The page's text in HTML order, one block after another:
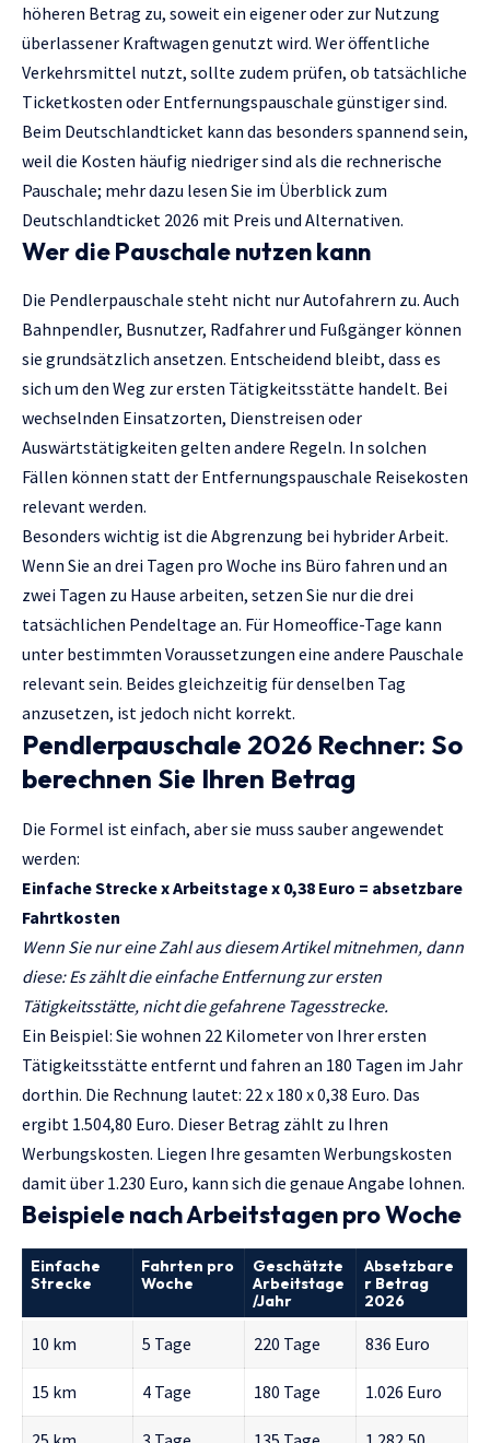
höheren Betrag zu, soweit ein eigener oder zur Nutzung
überlassener Kraftwagen genutzt wird. Wer öffentliche
Verkehrsmittel nutzt, sollte zudem prüfen, ob tatsächliche
Ticketkosten oder Entfernungspauschale günstiger sind.
Beim Deutschlandticket kann das besonders spannend sein,
weil die Kosten häufig niedriger sind als die rechnerische
Pauschale; mehr dazu lesen Sie im Überblick zum
Deutschlandticket 2026 mit Preis und Alternativen.
Wer die Pauschale nutzen kann
Die Pendlerpauschale steht nicht nur Autofahrern zu. Auch
Bahnpendler, Busnutzer, Radfahrer und Fußgänger können
sie grundsätzlich ansetzen. Entscheidend bleibt, dass es
sich um den Weg zur ersten Tätigkeitsstätte handelt. Bei
wechselnden Einsatzorten, Dienstreisen oder
Auswärtstätigkeiten gelten andere Regeln. In solchen
Fällen können statt der Entfernungspauschale Reisekosten
relevant werden.
Besonders wichtig ist die Abgrenzung bei hybrider Arbeit.
Wenn Sie an drei Tagen pro Woche ins Büro fahren und an
zwei Tagen zu Hause arbeiten, setzen Sie nur die drei
tatsächlichen Pendeltage an. Für Homeoffice-Tage kann
unter bestimmten Voraussetzungen eine andere Pauschale
relevant sein. Beides gleichzeitig für denselben Tag
anzusetzen, ist jedoch nicht korrekt.
Pendlerpauschale 2026 Rechner: So
berechnen Sie Ihren Betrag
Die Formel ist einfach, aber sie muss sauber angewendet
werden:
Einfache Strecke x Arbeitstage x 0,38 Euro = absetzbare
Fahrtkosten
Wenn Sie nur eine Zahl aus diesem Artikel mitnehmen, dann
diese: Es zählt die einfache Entfernung zur ersten
Tätigkeitsstätte, nicht die gefahrene Tagesstrecke.
Ein Beispiel: Sie wohnen 22 Kilometer von Ihrer ersten
Tätigkeitsstätte entfernt und fahren an 180 Tagen im Jahr
dorthin. Die Rechnung lautet: 22 x 180 x 0,38 Euro. Das
ergibt 1.504,80 Euro. Dieser Betrag zählt zu Ihren
Werbungskosten. Liegen Ihre gesamten Werbungskosten
damit über 1.230 Euro, kann sich die genaue Angabe lohnen.
Beispiele nach Arbeitstagen pro Woche
Einfache
Strecke
Fahrten pro
Woche
Geschätzte
Arbeitstage
/Jahr
Absetzbare
r Betrag
2026
10 km 5 Tage 220 Tage 836 Euro
15 km 4 Tage 180 Tage 1.026 Euro